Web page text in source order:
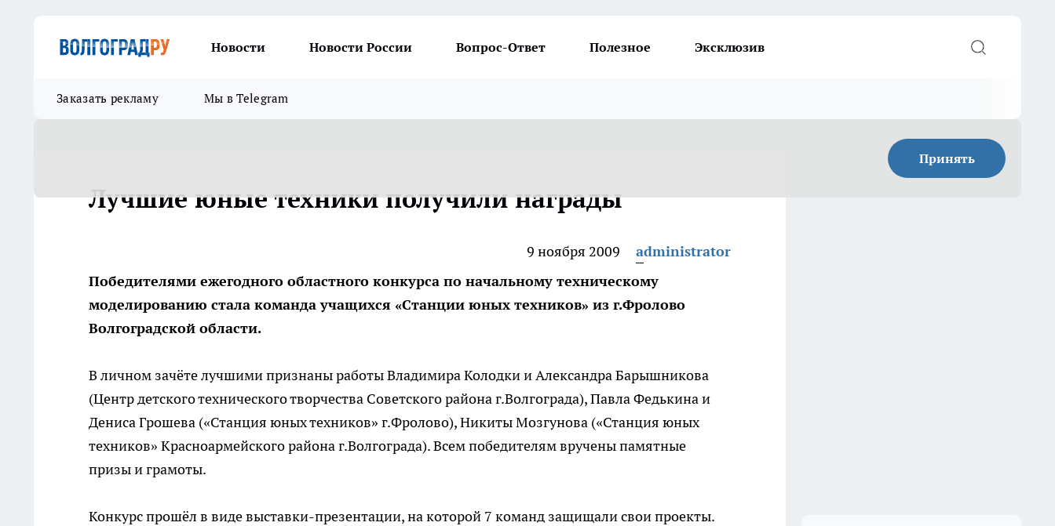
Новости Новости России Вопрос-Ответ Полезное Эксклюзив
Заказать рекламу Мы в Telegram
Принять
Лучшие юные техники получили награды
9 ноября 2009
administrator
Победителями ежегодного областного конкурса по начальному техническому
моделированию стала команда учащихся «Станции юных техников» из г.Фролово
Волгоградской области.
В личном зачёте лучшими признаны работы Владимира Колодки и Александра Барышникова
(Центр детского технического творчества Советского района г.Волгограда), Павла Федькина и
Дениса Грошева («Станция юных техников» г.Фролово), Никиты Мозгунова («Станция юных
техников» Красноармейского района г.Волгограда). Всем победителям вручены памятные
призы и грамоты.
Конкурс прошёл в виде выставки-презентации, на которой 7 команд защищали свои проекты.